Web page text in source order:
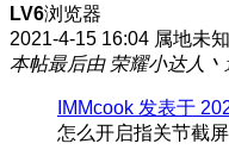
LV6浏览器
2021-4-15 16:04 属地未知
本帖最后由 荣耀小达人
IMMcook 发表于
怎么开启指关节截